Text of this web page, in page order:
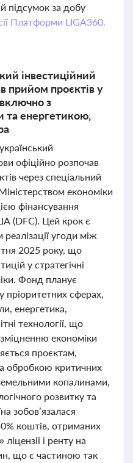
підсумок за добу
Платформи LIGA360.
інвестиційний
прийом проєктів у
з
та енергетикою,
офіційно розпочав
через спеціальний
економіки
фінансування
(DFC). Цей крок є
угоди між
2025 року, що
у стратегічні
Фонд планує
пріоритетних сферах,
енергетика,
технології, що
економіки
проєктам,
обробкою критичних
копалинами,
розвитку та
зобов’язалася
коштів, отриманих
і ренту на
що є частиною так